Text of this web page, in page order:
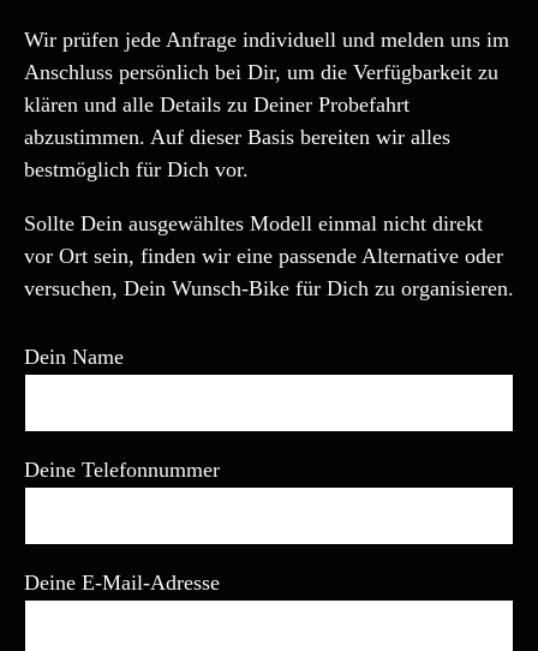
Wir prüfen jede Anfrage individuell und melden uns im
Anschluss persönlich bei Dir, um die Verfügbarkeit zu
klären und alle Details zu Deiner Probefahrt
abzustimmen. Auf dieser Basis bereiten wir alles
bestmöglich für Dich vor.
Sollte Dein ausgewähltes Modell einmal nicht direkt
vor Ort sein, finden wir eine passende Alternative oder
versuchen, Dein Wunsch-Bike für Dich zu organisieren.
Dein Name
Deine Telefonnummer
Deine E-Mail-Adresse